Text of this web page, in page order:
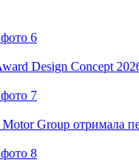
Design Concept
Group отримала